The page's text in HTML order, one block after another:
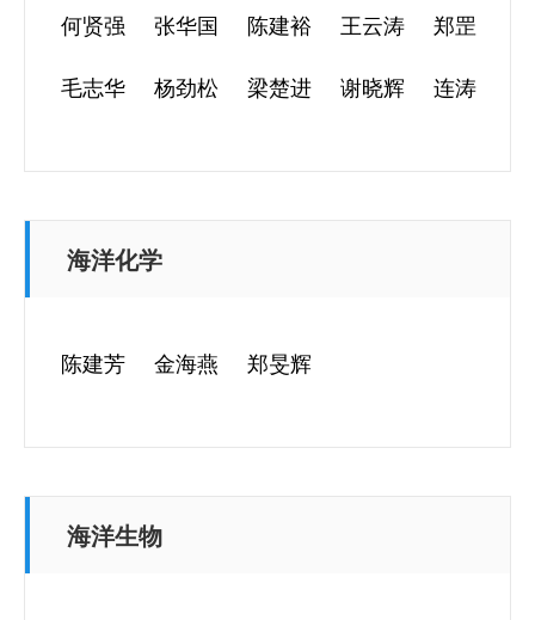
何贤强
张华国 陈建裕 王云涛
郑罡
毛志华
杨劲松 梁楚进 谢晓辉 连涛
海洋化学
陈建芳 金海燕 郑旻辉
海洋生物